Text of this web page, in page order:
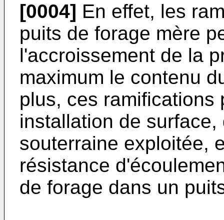
[0004] En effet, les
puits de forage mère
l'accroissement de la
maximum le contenu
plus, ces ramifications
installation de
souterraine exploitée,
résistance
de forage dans un